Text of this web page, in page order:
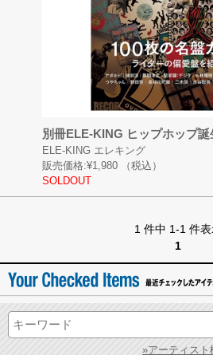
別冊ELE-KING ヒップホップ
ELE-KING エレキング
販売価格:¥1,980
（税込）
SOLDOUT
1 件中 1-1 件
1
»アーティスト